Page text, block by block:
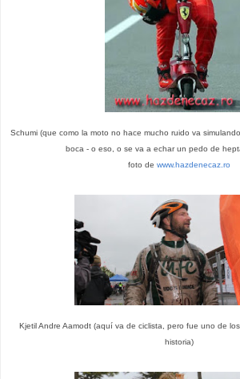
Schumi (que como la moto no hace mucho ruido va
boca - o eso, o se va a echar un pedo de
foto de www.hazdenecaz.ro
Kjetil Andre Aamodt (aquí va de ciclista, pero fue uno de
historia)